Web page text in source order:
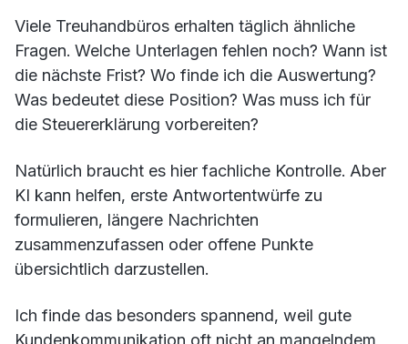
Viele Treuhandbüros erhalten täglich ähnliche
Fragen. Welche Unterlagen fehlen noch? Wann ist
die nächste Frist? Wo finde ich die Auswertung?
Was bedeutet diese Position? Was muss ich für
die Steuererklärung vorbereiten?
Natürlich braucht es hier fachliche Kontrolle. Aber
KI kann helfen, erste Antwortentwürfe zu
formulieren, längere Nachrichten
zusammenzufassen oder offene Punkte
übersichtlich darzustellen.
Ich finde das besonders spannend, weil gute
Kundenkommunikation oft nicht an mangelndem